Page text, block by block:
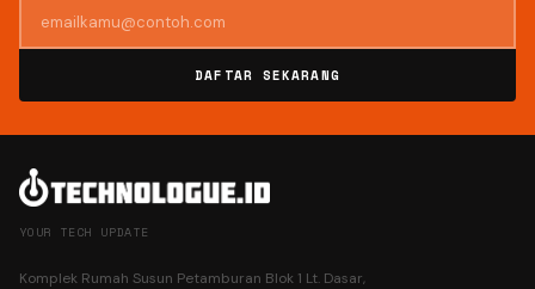
DAFTAR SEKARANG
YOUR TECH UPDATE
Komplek Rumah Susun Petamburan Blok 1 Lt. Dasar,